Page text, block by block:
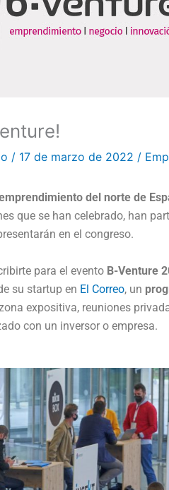
/ 17 de marzo de 2022 /
del norte de
que se han celebrado, han
en el congreso.
para el eventoB-Venture
su startup en El Correo, un
expositiva, reuniones
con un inversor o empresa.